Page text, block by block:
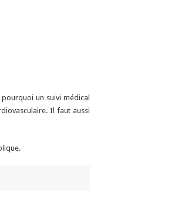
un suivi médical
Il faut aussi